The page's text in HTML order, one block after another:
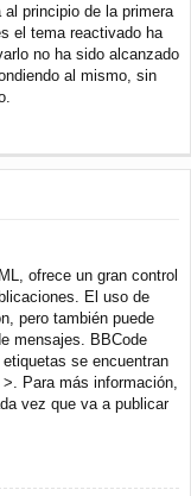
principio de la primera
el tema reactivado ha
no ha sido alcanzado
al mismo, sin
ofrece un gran control
El uso de
pero también puede
mensajes. BBCode
se encuentran
Para más información,
vez que va a publicar